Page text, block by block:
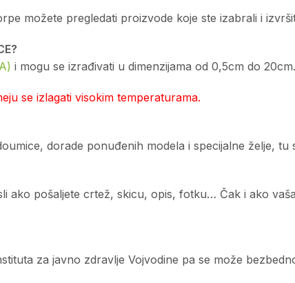
možete pregledati proizvode koje ste izabrali i
i mogu se izrađivati u dimenzijama od 0,5cm do
se izlagati visokim temperaturama.
dorade ponuđenih modela i specijalne želje, tu
ako pošaljete crtež, skicu, opis, fotku… Čak i ako
za javno zdravlje Vojvodine pa se može